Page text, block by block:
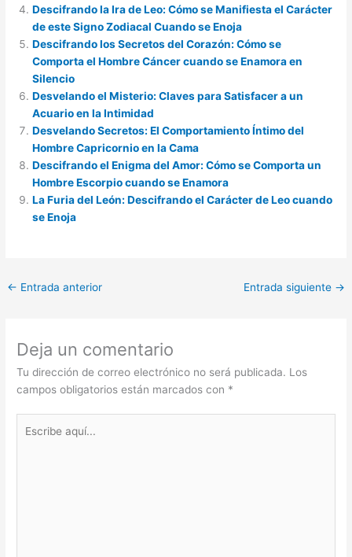
Descifrando la Ira de Leo: Cómo se Manifiesta el Carácter
de este Signo Zodiacal Cuando se Enoja
Descifrando los Secretos del Corazón: Cómo se
Comporta el Hombre Cáncer cuando se Enamora en
Silencio
Desvelando el Misterio: Claves para Satisfacer a un
Acuario en la Intimidad
Desvelando Secretos: El Comportamiento Íntimo del
Hombre Capricornio en la Cama
Descifrando el Enigma del Amor: Cómo se Comporta un
Hombre Escorpio cuando se Enamora
La Furia del León: Descifrando el Carácter de Leo cuando
se Enoja
← Entrada anterior Entrada siguiente →
Deja un comentario
Tu dirección de correo electrónico no será publicada. Los
campos obligatorios están marcados con *
aquí...